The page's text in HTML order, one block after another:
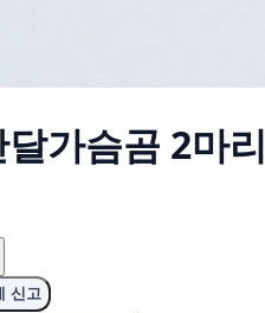
달가슴곰 2마리
신고